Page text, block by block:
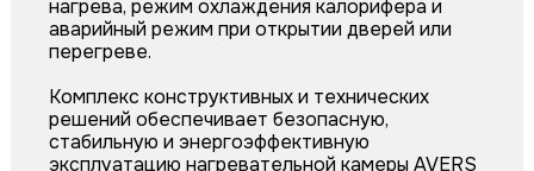
нагрева, режим охлаждения калорифера и
аварийный режим при открытии дверей или
перегреве.
Комплекс конструктивных и технических
решений обеспечивает безопасную,
стабильную и энергоэффективную
эксплуатацию нагревательной камеры AVERS